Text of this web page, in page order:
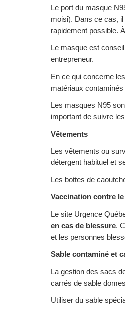
Le port du masque
moisi). Dans ce cas, il
rapidement possible.
Le masque est
entrepreneur.
En ce qui concerne
matériaux contaminés
Les masques N95
important de suivre
Vêtements
Les vêtements ou
détergent habituel et
Les bottes de
Vaccination contre
Le site Urgence
en cas de blessure.
et les personnes
Sable contaminé et
La gestion des sacs
carrés de sable
Utiliser du sable